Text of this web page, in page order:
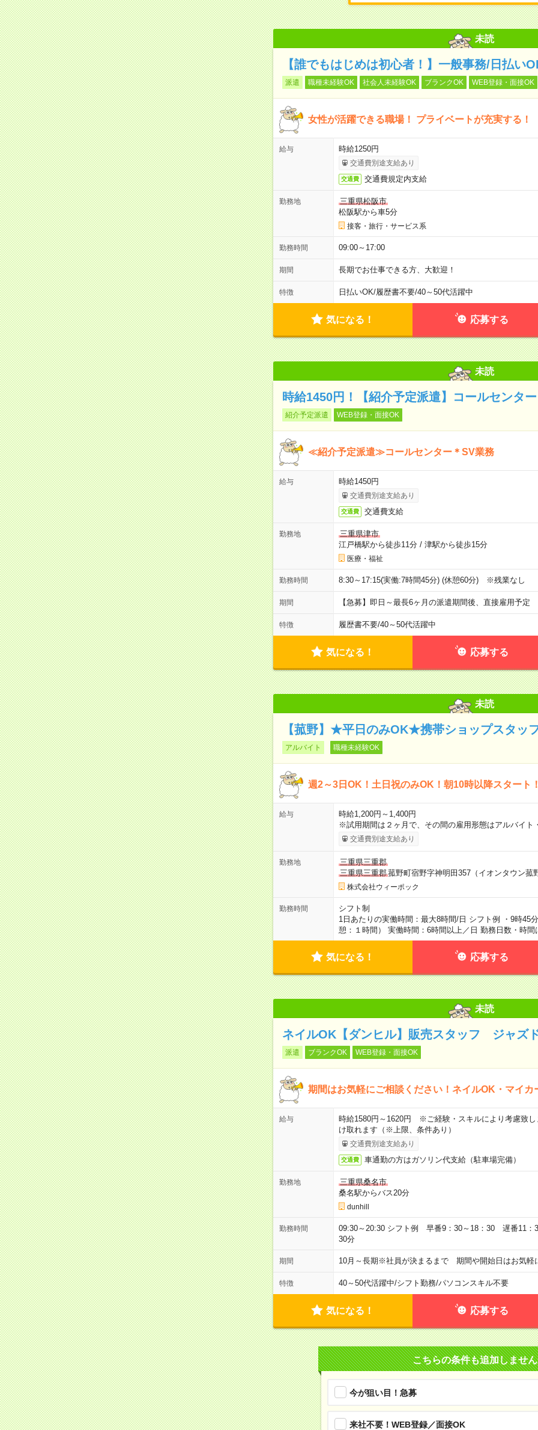
未読
【誰でもはじめは初心者！】一般事務/日払い
派遣 職種未経験OK 社会人未経験OK ブランクOK WEB登録・面接OK
女性が活躍できる職場！ プライベートが充実する！
給与 時給1250円
交通費別途支給あり
交通費 交通費規定内支給
勤務地
三重県松阪市
松阪駅から車5分
接客・旅行・サービス系
勤務時間 09:00～17:00
期間 長期でお仕事できる方、大歓迎！
特徴 日払いOK/履歴書不要/40～50代活躍中
気になる！ 応募する
未読
時給1450円！【紹介予定派遣】コールセンタ
紹介予定派遣 WEB登録・面接OK
≪紹介予定派遣≫コールセンター＊SV業務
給与 時給1450円
交通費別途支給あり
交通費 交通費支給
勤務地
三重県津市
江戸橋駅から徒歩11分/ 津駅から徒歩15分
医療・福祉
勤務時間 8:30～17:15(実働:7時間45分) (休憩60分) ※残業なし
期間 【急募】即日～最長6ヶ月の派遣期間後、直接雇用予定
特徴 履歴書不要/40～50代活躍中
気になる！ 応募する
未読
【菰野】★平日のみOK★携帯ショップスタッ
アルバイト 職種未経験OK
週2～3日OK！土日祝のみOK！朝10時以降スタート
給与
時給1,200円～1,400円
※試用期間は２ヶ月で、その間の雇用形態はアルバイ
交通費別途支給あり
勤務地
三重県三重郡
三重県三重郡菰野町宿野字神明田357（イオンタウン菰
株式会社ウィーポック
勤務時間
シフト制
1日あたりの実働時間：最大8時間/日 シフト例 ・9時45
憩：１時間） 実働時間：6時間以上／日 勤務日数・時間
気になる！ 応募する
未読
ネイルOK【ダンヒル】販売スタッフ ジャズ
派遣 ブランクOK WEB登録・面接OK
期間はお気軽にご相談ください！ネイルOK・マイ
給与
時給1580円～1620円 ※ご経験・スキルにより考慮致し
け取れます（※上限、条件あり）
交通費別途支給あり
交通費 車通勤の方はガソリン代支給（駐車場完備）
勤務地
三重県桑名市
桑名駅からバス20分
dunhill
勤務時間
09:30～20:30 シフト例 早番9：30～18：30 遅番11：
30分
期間 10月～長期※社員が決まるまで 期間や開始日はお気軽
特徴 40～50代活躍中/シフト勤務/パソコンスキル不要
気になる！ 応募する
こちらの条件も追加しませ
今が狙い目！急募
来社不要！WEB登録／面接OK